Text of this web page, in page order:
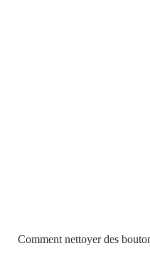
Comment nettoyer des